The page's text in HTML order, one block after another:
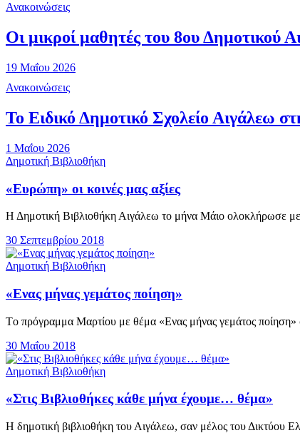
Ανακοινώσεις
Οι μικροί μαθητές του 8ου Δημοτικού
19 Μαΐου 2026
Ανακοινώσεις
Το Ειδικό Δημοτικό Σχολείο Αιγάλεω
1 Μαΐου 2026
Δημοτική Βιβλιοθήκη
«Ευρώπη» οι κοινές μας αξίες
Η Δημοτική Βιβλιοθήκη Αιγάλεω το μήνα Μάιο ολοκλήρωσε
30 Σεπτεμβρίου 2018
Δημοτική Βιβλιοθήκη
«Ενας μήνας γεμάτος ποίηση»
Tο πρόγραμμα Μαρτίου με θέμα «Ενας μήνας γεμάτος ποίηση»
30 Μαΐου 2018
Δημοτική Βιβλιοθήκη
«Στις Βιβλιοθήκες κάθε μήνα έχουμε… θέμα»
Η δημοτική βιβλιοθήκη του Αιγάλεω, σαν μέλος του Δικτύου